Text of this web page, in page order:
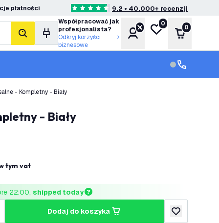
płatności 4.6 Gwiazdki oceny9.2 • 40.000+ recenzji
Szukaj
Współpracować jak
profesjonalista?
Odkryj korzyści
biznesowe
KontoMoja lista życzeń
0
Koszyk
0
Obsługa
Obsługa
- Kompletny - Biały
- Biały
tym vat
22:00, shipped today
ilość dodaj do koszyka
dodaj do listy